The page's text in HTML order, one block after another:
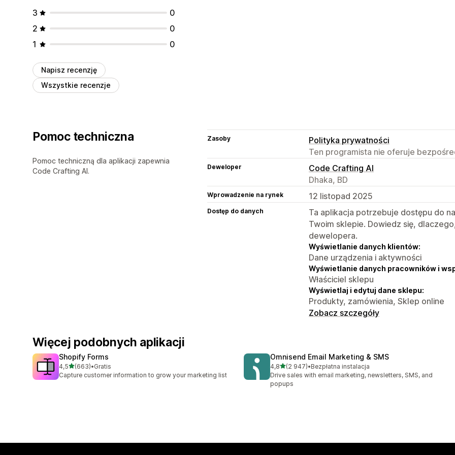
3
0
2
0
1
0
Napisz recenzję
Wszystkie recenzje
Pomoc techniczna
Pomoc techniczną dla aplikacji zapewnia
Code Crafting AI.
Zasoby
Polityka prywatności
Ten programista nie oferuje
Deweloper
Code Crafting AI
Dhaka, BD
Wprowadzenie na rynek 12 listopad 2025
Dostęp do danych
Ta aplikacja potrzebuje dostępu do
Twoim sklepie. Dowiedz się,
dewelopera.
Wyświetlanie danych klientów:
Dane urządzenia i aktywności
Wyświetlanie danych pracowników i
Właściciel sklepu
Wyświetlaj i edytuj dane sklepu:
Produkty, zamówienia, Sklep online
Zobacz szczegóły
Więcej podobnych aplikacji
Shopify Forms
4,5na 5 gwiazdek
(663)
Łączna liczba recenzji: 663
•Gratis
Capture customer information to grow your marketing list
Omnisend Email Marketing & SMS
4,8na 5 gwiazdek
(2 947)
Łączna liczba recenzji: 2947
•Bezpłatna instalacja
Drive sales with email marketing, newsletters, SMS, and
popups